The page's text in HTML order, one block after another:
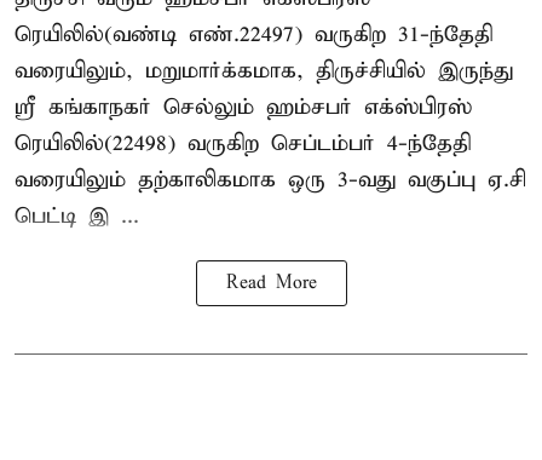
ரெயிலில்(வண்டி எண்.22497) வருகிற 31-ந்தேதி
வரையிலும், மறுமார்க்கமாக, திருச்சியில் இருந்து
ஸ்ரீ கங்காநகர் செல்லும் ஹம்சபர் எக்ஸ்பிரஸ்
ரெயிலில்(22498) வருகிற செப்டம்பர் 4-ந்தேதி
வரையிலும் தற்காலிகமாக ஒரு 3-வது வகுப்பு ஏ.சி
பெட்டி இ ...
Read More